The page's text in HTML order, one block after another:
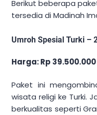
Berikut beberapa
tersedia di Madinah
Umroh Spesial Turki –
Harga: Rp 39.500.000
Paket ini
wisata religi ke Turki.
berkualitas seperti